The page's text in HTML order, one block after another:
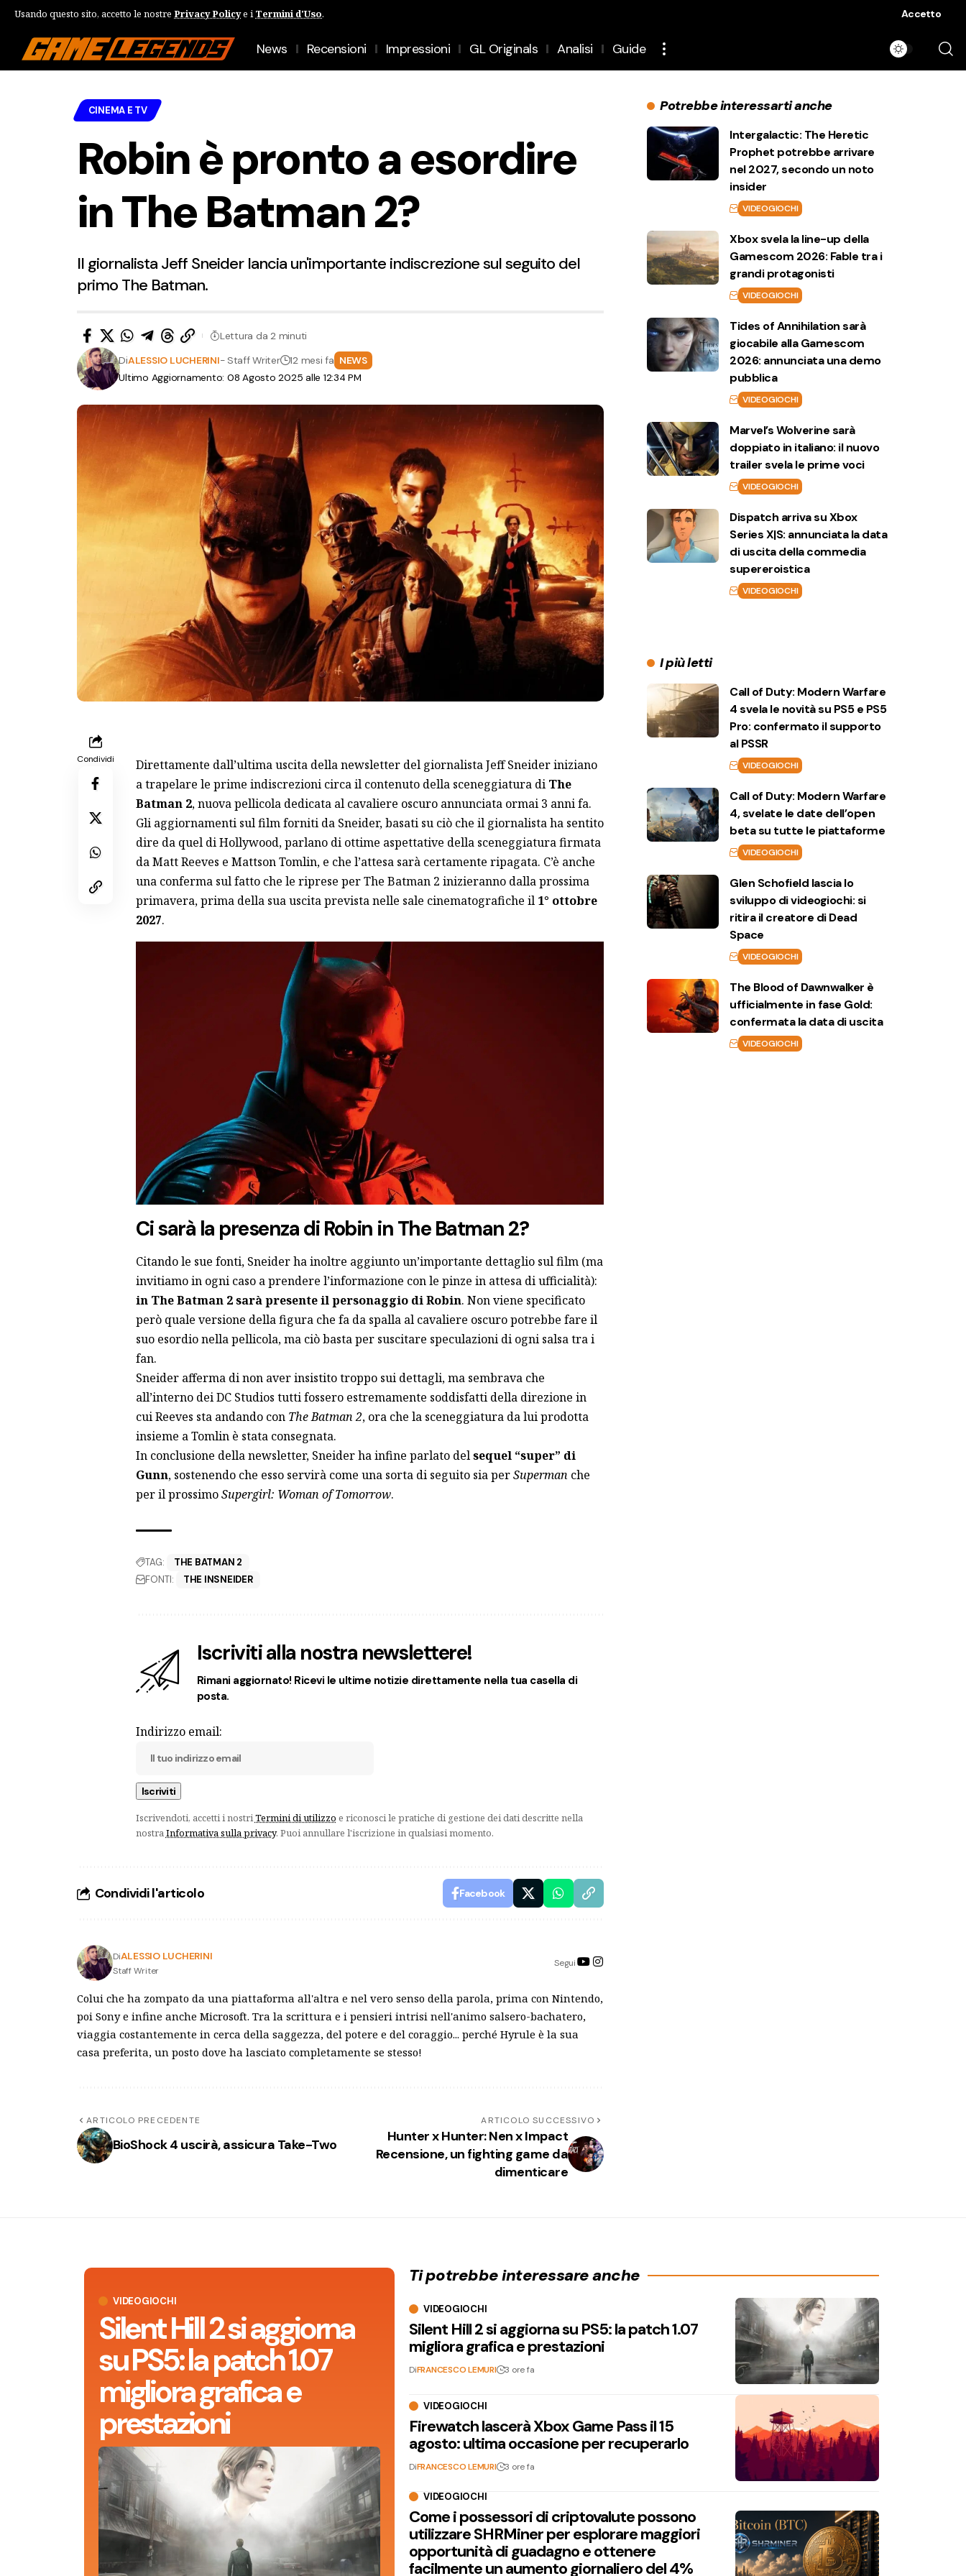
Usando questo sito, accetto le nostre Privacy Policye i Termini d'Uso. Accetto
News Recensioni Impressioni GL Originals Analisi Guide
CINEMA E TV
Robin è pronto a esordire
in The Batman 2?
Il giornalista Jeff Sneider lancia un'importante indiscrezione sul seguito del
primo The Batman.
Ultimo Aggiornamento: 08 Agosto 2025 alle 12:34 PM
DiALESSIO LUCHERINI- Staff Writer 12 mesi fa NEWS
Lettura da 2 minuti
Condividi
Direttamente dall’ultima uscita della newsletter del giornalista Jeff Sneider iniziano
a trapelare le prime indiscrezioni circa il contenuto della sceneggiatura di The
Batman 2,nuova pellicola dedicata al cavaliere oscuro annunciata ormai 3 anni fa.
Gli aggiornamenti sul film forniti da Sneider, basati su ciò che il giornalista ha sentito
dire da quel di Hollywood, parlano di ottime aspettative della sceneggiatura firmata
da Matt Reeves e Mattson Tomlin, e che l’attesa sarà certamente ripagata. C’è anche
una conferma sul fatto che le riprese per The Batman 2 inizieranno dalla prossima
primavera, prima della sua uscita prevista nelle sale cinematografiche il 1° ottobre
2027.
Ci sarà la presenza di Robin in The Batman 2?
Citando le sue fonti, Sneider ha inoltre aggiunto un’importante dettaglio sul film (ma
invitiamo in ogni caso a prendere l’informazione con le pinze in attesa di ufficialità):
in The Batman 2 sarà presente il personaggio di Robin. Non viene specificato
però quale versione della figura che fa da spalla al cavaliere oscuro potrebbe fare il
suo esordio nella pellicola, ma ciò basta per suscitare speculazioni di ogni salsa tra i
fan.
Sneider afferma di non aver insistito troppo sui dettagli, ma sembrava che
all’interno dei DC Studios tutti fossero estremamente soddisfatti della direzione in
cui Reeves sta andando con The Batman 2, ora che la sceneggiatura da lui prodotta
insieme a Tomlin è stata consegnata.
In conclusione della newsletter, Sneider ha infine parlato delsequel “super” di
Gunn, sostenendo che esso servirà come una sorta di seguito sia perSuperman che
per il prossimoSupergirl: Woman of Tomorrow.
TAG:
THE BATMAN 2
FONTI:
THE INSNEIDER
Iscriviti alla nostra newslettere!
Rimani aggiornato! Ricevi le ultime notizie direttamente nella tua casella di
posta.
Indirizzo email:
Iscrivendoti, accetti i nostriTermini di utilizzo e riconosci le pratiche di gestione dei dati descritte nella
nostraInformativa sulla privacy. Puoi annullare l'iscrizione in qualsiasi momento.
Condividi l'articolo Facebook
DiALESSIO LUCHERINI
Staff Writer
Segui
Colui che ha zompato da una piattaforma all'altra e nel vero senso della parola, prima con Nintendo,
poi Sony e infine anche Microsoft. Tra la scrittura e i pensieri intrisi nell'animo salsero-bachatero,
viaggia costantemente in cerca della saggezza, del potere e del coraggio... perché Hyrule è la sua
casa preferita, un posto dove ha lasciato completamente se stesso!
ARTICOLO PRECEDENTE
BioShock 4 uscirà, assicura Take-Two
ARTICOLO SUCCESSIVO
Hunter x Hunter: Nen x Impact
Recensione, un fighting game da
dimenticare
Potrebbe interessarti anche
Intergalactic: The Heretic
Prophet potrebbe arrivare
nel 2027, secondo un noto
insider
VIDEOGIOCHI
Xbox svela la line-up della
Gamescom 2026: Fable tra i
grandi protagonisti
VIDEOGIOCHI
Tides of Annihilation sarà
giocabile alla Gamescom
2026: annunciata una demo
pubblica
VIDEOGIOCHI
Marvel’s Wolverine sarà
doppiato in italiano: il nuovo
trailer svela le prime voci
VIDEOGIOCHI
Dispatch arriva su Xbox
Series X|S: annunciata la data
di uscita della commedia
supereroistica
VIDEOGIOCHI
I più letti
Call of Duty: Modern Warfare
4 svela le novità su PS5 e PS5
Pro: confermato il supporto
al PSSR
VIDEOGIOCHI
Call of Duty: Modern Warfare
4, svelate le date dell’open
beta su tutte le piattaforme
VIDEOGIOCHI
Glen Schofield lascia lo
sviluppo di videogiochi: si
ritira il creatore di Dead
Space
VIDEOGIOCHI
The Blood of Dawnwalker è
ufficialmente in fase Gold:
confermata la data di uscita
VIDEOGIOCHI
VIDEOGIOCHI
Silent Hill 2 si aggiorna
su PS5: la patch 1.07
migliora grafica e
prestazioni
Ti potrebbe interessare anche
VIDEOGIOCHI
Silent Hill 2 si aggiorna su PS5: la patch 1.07
migliora grafica e prestazioni
DiFRANCESCO LEMURI 3 ore fa
VIDEOGIOCHI
Firewatch lascerà Xbox Game Pass il 15
agosto: ultima occasione per recuperarlo
DiFRANCESCO LEMURI 3 ore fa
VIDEOGIOCHI
Come i possessori di criptovalute possono
utilizzare SHRMiner per esplorare maggiori
opportunità di guadagno e ottenere
facilmente un aumento giornaliero del 4%